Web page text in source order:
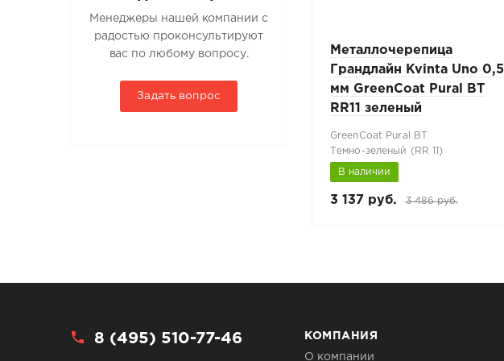
Менеджеры нашей компании с
радостью проконсультируют
вас по любому вопросу.
Задать вопрос
Металлочерепица Grand
RAL 8017 коричневый
Металлочерепица
Грандлайн Kvinta Uno 0,5
мм GreenCoat Pural BT
RR11 зеленый
GreenCoat Pural BT
Темно-зеленый (RR 11)
В наличии
3 137 руб. 3 486 руб.
8 (495) 510-77-46 КОМПАНИЯ
О компании